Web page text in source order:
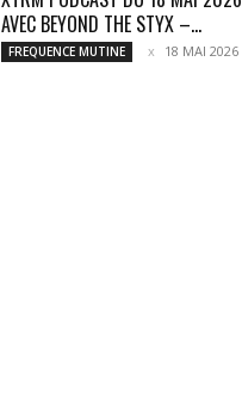
AVEC BEYOND THE STYX –...
FREQUENCE MUTINE 18 MAI 2026